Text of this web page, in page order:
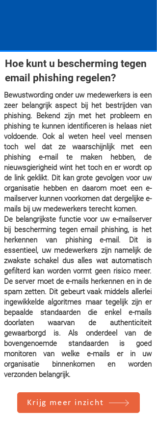
Hoe kunt u bescherming tegen
email phishing regelen?
Bewustwording onder uw medewerkers is een
zeer belangrijk aspect bij het bestrijden van
phishing. Bekend zijn met het probleem en
phishing te kunnen identificeren is helaas niet
voldoende. Ook al weten heel veel mensen
toch wel dat ze waarschijnlijk met een
phishing e-mail te maken hebben, de
nieuwsgierigheid wint het toch en er wordt op
de link geklikt. Dit kan grote gevolgen voor uw
organisatie hebben en daarom moet een e-
mailserver kunnen voorkomen dat dergelijke e-
mails bij uw medewerkers terecht komen.
De belangrijkste functie voor uw e-mailserver
bij bescherming tegen email phishing, is het
herkennen van phishing e-mail. Dit is
essentieel, uw medewerkers zijn namelijk de
zwakste schakel dus alles wat automatisch
gefilterd kan worden vormt geen risico meer.
De server moet de e-mails herkennen en in de
spam zetten. Dit gebeurt vaak middels allerlei
ingewikkelde algoritmes maar tegelijk zijn er
bepaalde standaarden die enkel e-mails
doorlaten waarvan de authenticiteit
gewaarborgd is. Als onderdeel van de
bovengenoemde standaarden is goed
monitoren van welke e-mails er in uw
organisatie binnenkomen en worden
verzonden belangrijk.
Krijg meer inzicht